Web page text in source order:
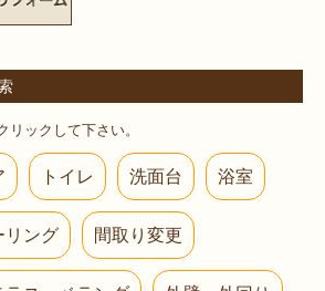
リックして下さい。
トイレ 洗面台 浴室
リング 間取り変更